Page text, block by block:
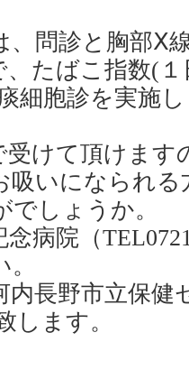
、問診と胸部Ⅹ
、たばこ指数(
細胞診を実施
受けて頂けます
吸いになられる
しょうか。
病院（
内長野市立保健